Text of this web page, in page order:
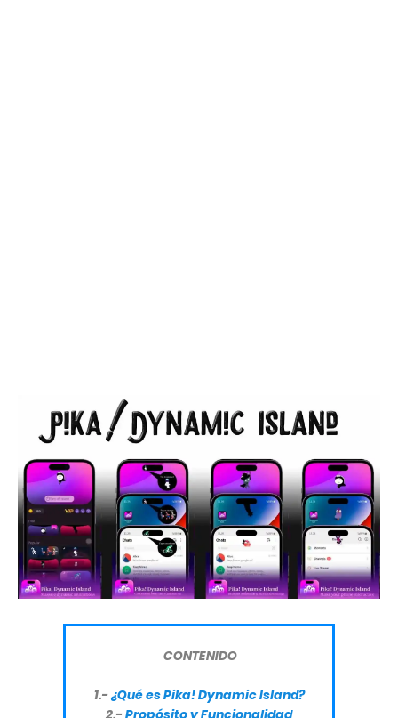
CONTENIDO
1.-¿Qué es Pika! Dynamic Island?